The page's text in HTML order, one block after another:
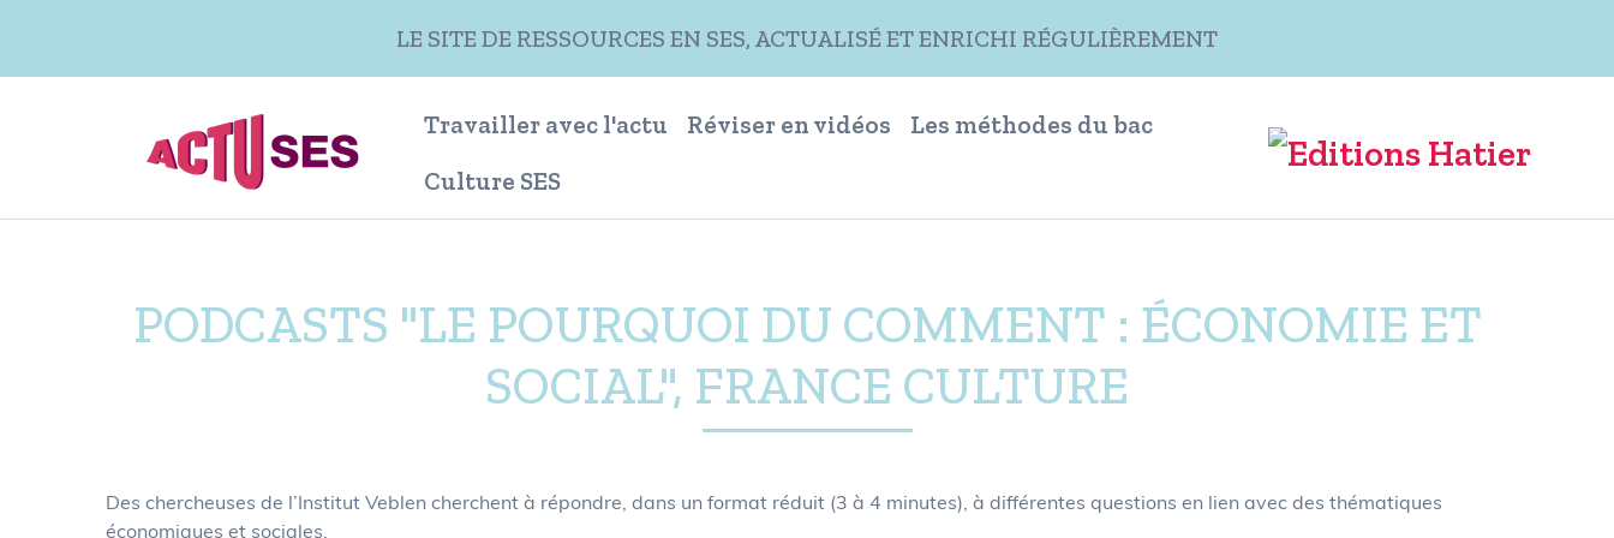
LE SITE DE RESSOURCES EN SES, ACTUALISÉ ET ENRICHI RÉGULIÈREMENT
Travailler avec l'actu Réviser en vidéos
Les méthodes du bac
Culture SES
PODCASTS "LE POURQUOI DU COMMENT : ÉCONOMIE ET
SOCIAL", FRANCE CULTURE
Des chercheuses de l’Institut Veblen cherchent à répondre, dans un format réduit (3 à 4 minutes), à différentes questions en lien avec des thématiques
économiques et sociales.